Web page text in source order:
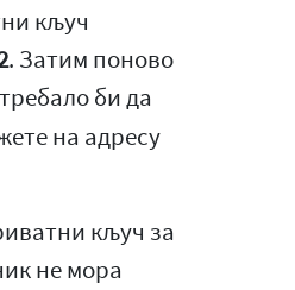
кључ
. Затим поново
би да
на адресу
кључ за
не мора